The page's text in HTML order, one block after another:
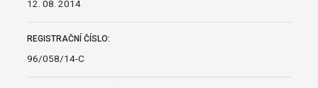
12. 08. 2014
REGISTRAČNÍ ČÍSLO:
96/058/14-C